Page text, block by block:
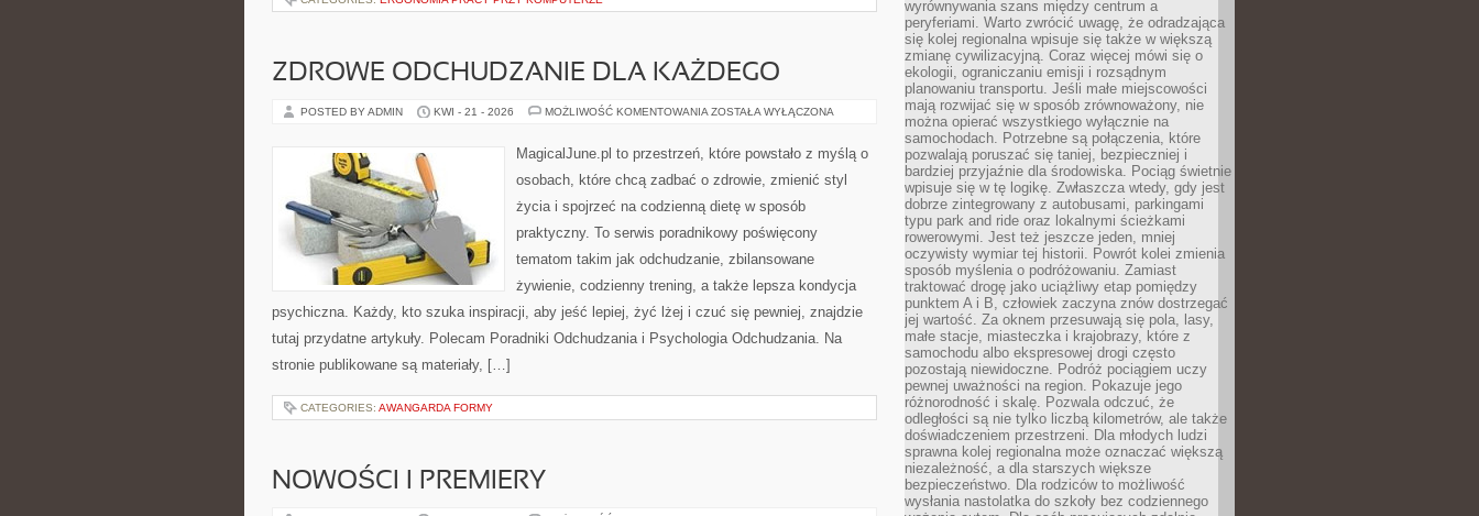
ZDROWE ODCHUDZANIE DLA KAŻDEGO
POSTED BY ADMIN KWI - 21 - 2026 MOŻLIWOŚĆ KOMENTOWANIA ZDROWE
KAŻDEGO
ZOSTAŁA WYŁĄCZONA
MagicalJune.pl to przestrzeń, które powstało z myślą o
osobach, które chcą zadbać o zdrowie, zmienić styl
życia i spojrzeć na codzienną dietę w sposób
praktyczny. To serwis poradnikowy poświęcony
tematom takim jak odchudzanie, zbilansowane
żywienie, codzienny trening, a także lepsza kondycja
psychiczna. Każdy, kto szuka inspiracji, aby jeść lepiej, żyć lżej i czuć się pewniej, znajdzie
tutaj przydatne artykuły. Polecam Poradniki Odchudzania i Psychologia Odchudzania. Na
stronie publikowane są materiały, […]
CATEGORIES: AWANGARDA FORMY
NOWOŚCI I PREMIERY
wyrównywania szans między centrum a
peryferiami. Warto zwrócić uwagę, że odradzająca
się kolej regionalna wpisuje się także w większą
zmianę cywilizacyjną. Coraz więcej mówi się o
ekologii, ograniczaniu emisji i rozsądnym
planowaniu transportu. Jeśli małe miejscowości
mają rozwijać się w sposób zrównoważony, nie
można opierać wszystkiego wyłącznie na
samochodach. Potrzebne są połączenia, które
pozwalają poruszać się taniej, bezpieczniej i
bardziej przyjaźnie dla środowiska. Pociąg świetnie
wpisuje się w tę logikę. Zwłaszcza wtedy, gdy jest
dobrze zintegrowany z autobusami, parkingami
typu park and ride oraz lokalnymi ścieżkami
rowerowymi. Jest też jeszcze jeden, mniej
oczywisty wymiar tej historii. Powrót kolei zmienia
sposób myślenia o podróżowaniu. Zamiast
traktować drogę jako uciążliwy etap pomiędzy
punktem A i B, człowiek zaczyna znów dostrzegać
jej wartość. Za oknem przesuwają się pola, lasy,
małe stacje, miasteczka i krajobrazy, które z
samochodu albo ekspresowej drogi często
pozostają niewidoczne. Podróż pociągiem uczy
pewnej uważności na region. Pokazuje jego
różnorodność i skalę. Pozwala odczuć, że
odległości są nie tylko liczbą kilometrów, ale także
doświadczeniem przestrzeni. Dla młodych ludzi
sprawna kolej regionalna może oznaczać większą
niezależność, a dla starszych większe
bezpieczeństwo. Dla rodziców to możliwość
wysłania nastolatka do szkoły bez codziennego